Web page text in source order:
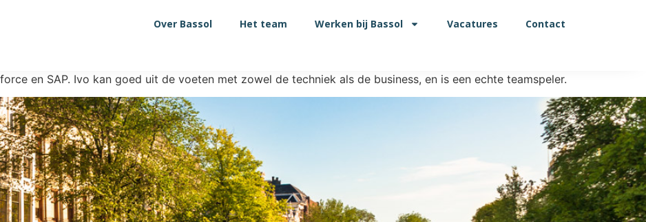
Over Bassol Het team Werken bij Bassol Vacatures Contact
en SAP. Ivo kan goed uit de voeten met zowel de techniek als de business, en is een echte teamspeler.